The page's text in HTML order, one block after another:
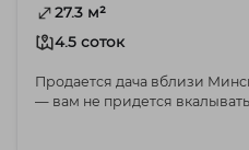
27.3 м²
4.5 соток
Продается дача вблизи Минска 1. 4.5 сотки в
— вам не придется вкалывать